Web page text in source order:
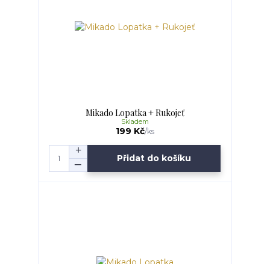
Mikado Lopatka + Rukojeť
199 Kč/ks
Skladem
Přidat do košíku